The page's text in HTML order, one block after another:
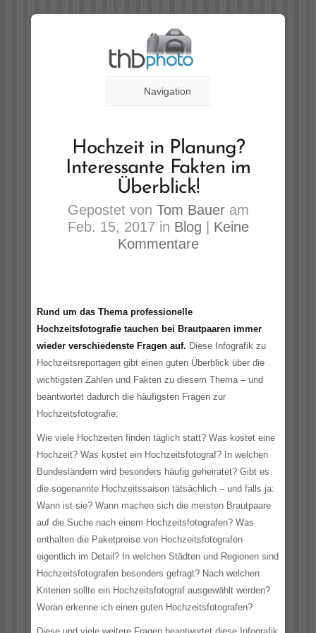
Navigation
Hochzeit in Planung?
Interessante Fakten im
Überblick!
Gepostet von Tom Baueram
Feb. 15, 2017 in Blog
Keine
Kommentare
Rund um das Thema professionelle
Hochzeitsfotografie tauchen bei Brautpaaren immer
wieder verschiedenste Fragen auf. Diese Infografik zu
Hochzeitsreportagen gibt einen guten Überblick über die
wichtigsten Zahlen und Fakten zu diesem Thema – und
beantwortet dadurch die häufigsten Fragen zur
Hochzeitsfotografie:
Wie viele Hochzeiten finden täglich statt? Was kostet eine
Hochzeit? Was kostet ein Hochzeitsfotograf? In welchen
Bundesländern wird besonders häufig geheiratet? Gibt es
die sogenannte Hochzeitssaison tätsächlich – und falls ja:
Wann ist sie? Wann machen sich die meisten Brautpaare
auf die Suche nach einem Hochzeitsfotografen? Was
enthalten die Paketpreise von Hochzeitsfotografen
eigentlich im Detail? In welchen Städten und Regionen sind
Hochzeitsfotografen besonders gefragt? Nach welchen
Kriterien sollte ein Hochzeitsfotograf ausgewählt werden?
Woran erkenne ich einen guten Hochzeitsfotografen?